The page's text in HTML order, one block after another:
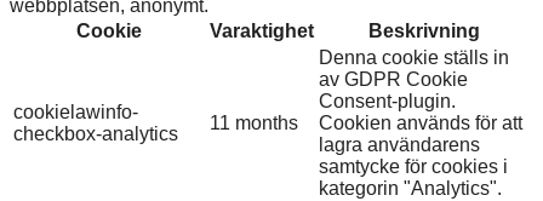
webbplatsen, anonymt.
Cookie
Varaktighet Beskrivning
cookielawinfo-
checkbox-analytics
11 months
Denna cookie ställs in
av GDPR Cookie
Consent-plugin.
Cookien används för att
lagra användarens
samtycke för cookies i
kategorin "Analytics".